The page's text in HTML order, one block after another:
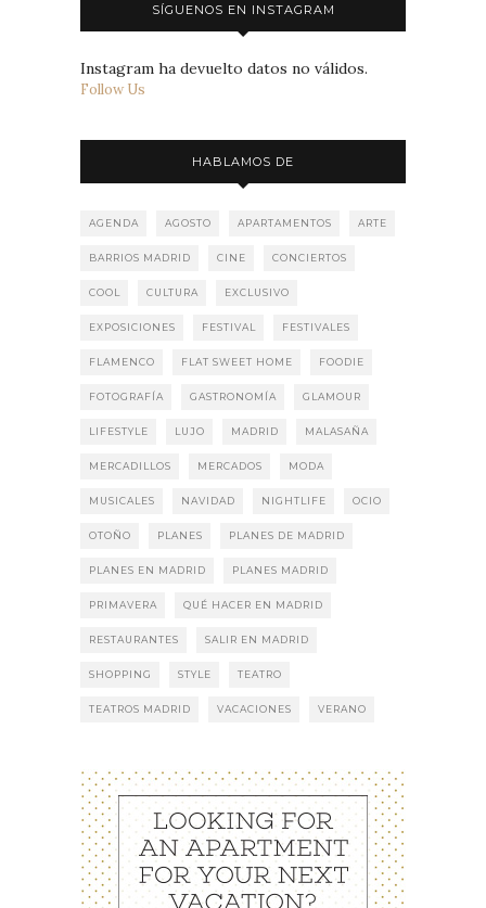
SÍGUENOS EN INSTAGRAM
Instagram ha devuelto datos no válidos.
Follow Us
HABLAMOS DE
AGENDA AGOSTO APARTAMENTOS ARTE
BARRIOS MADRID CINE CONCIERTOS
COOL CULTURA EXCLUSIVO
EXPOSICIONES FESTIVAL FESTIVALES
FLAMENCO FLAT SWEET HOME FOODIE
FOTOGRAFÍA GASTRONOMÍA GLAMOUR
LIFESTYLE LUJO MADRID MALASAÑA
MERCADILLOS MERCADOS MODA
MUSICALES NAVIDAD NIGHTLIFE OCIO
OTOÑO PLANES PLANES DE MADRID
PLANES EN MADRID PLANES MADRID
PRIMAVERA QUÉ HACER EN MADRID
RESTAURANTES SALIR EN MADRID
SHOPPING STYLE TEATRO
TEATROS MADRID VACACIONES VERANO